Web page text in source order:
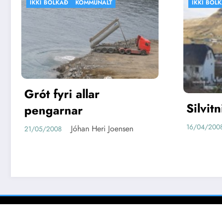
IKKI BÓLKAÐ VEÐRIÐ
Silvitni
16/04/2008 Jóhan Heri Joensen
IKKI
SKÚLI
23/03/